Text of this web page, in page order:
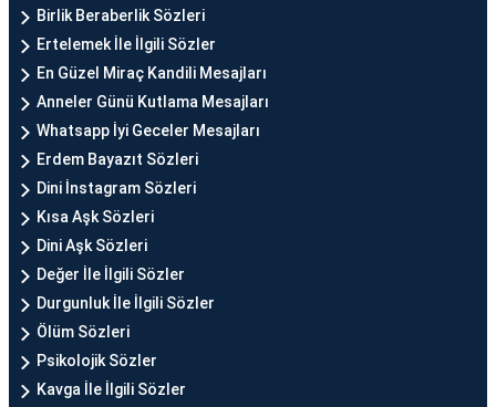
Birlik Beraberlik Sözleri
Ertelemek İle İlgili Sözler
En Güzel Miraç Kandili Mesajları
Anneler Günü Kutlama Mesajları
Whatsapp İyi Geceler Mesajları
Erdem Bayazıt Sözleri
Dini İnstagram Sözleri
Kısa Aşk Sözleri
Dini Aşk Sözleri
Değer İle İlgili Sözler
Durgunluk İle İlgili Sözler
Ölüm Sözleri
Psikolojik Sözler
Kavga İle İlgili Sözler